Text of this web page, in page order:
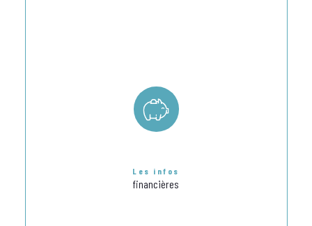
meuble et un wc indépendant.
•Revêtement carrelage au sol. Cumulus
Nb de salle d'eau
Les infos
financières